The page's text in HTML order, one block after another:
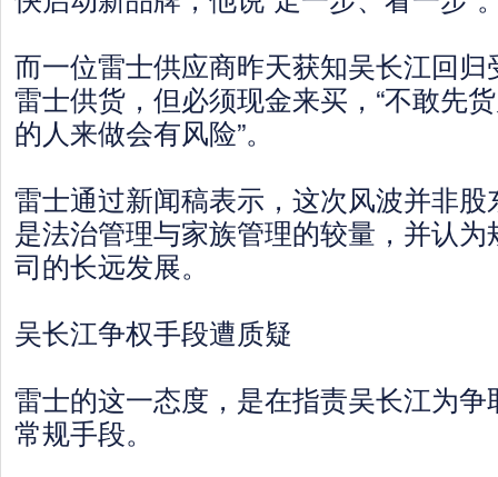
而一位雷士供应商昨天获知吴长江回
雷士供货，但必须现金来买，“不敢先
的人来做会有风险”。
雷士通过新闻稿表示，这次风波并非
是法治管理与家族管理的较量，并认
司的长远发展。
吴长江争权手段遭质疑
雷士的这一态度，是在指责吴长江为
常规手段。